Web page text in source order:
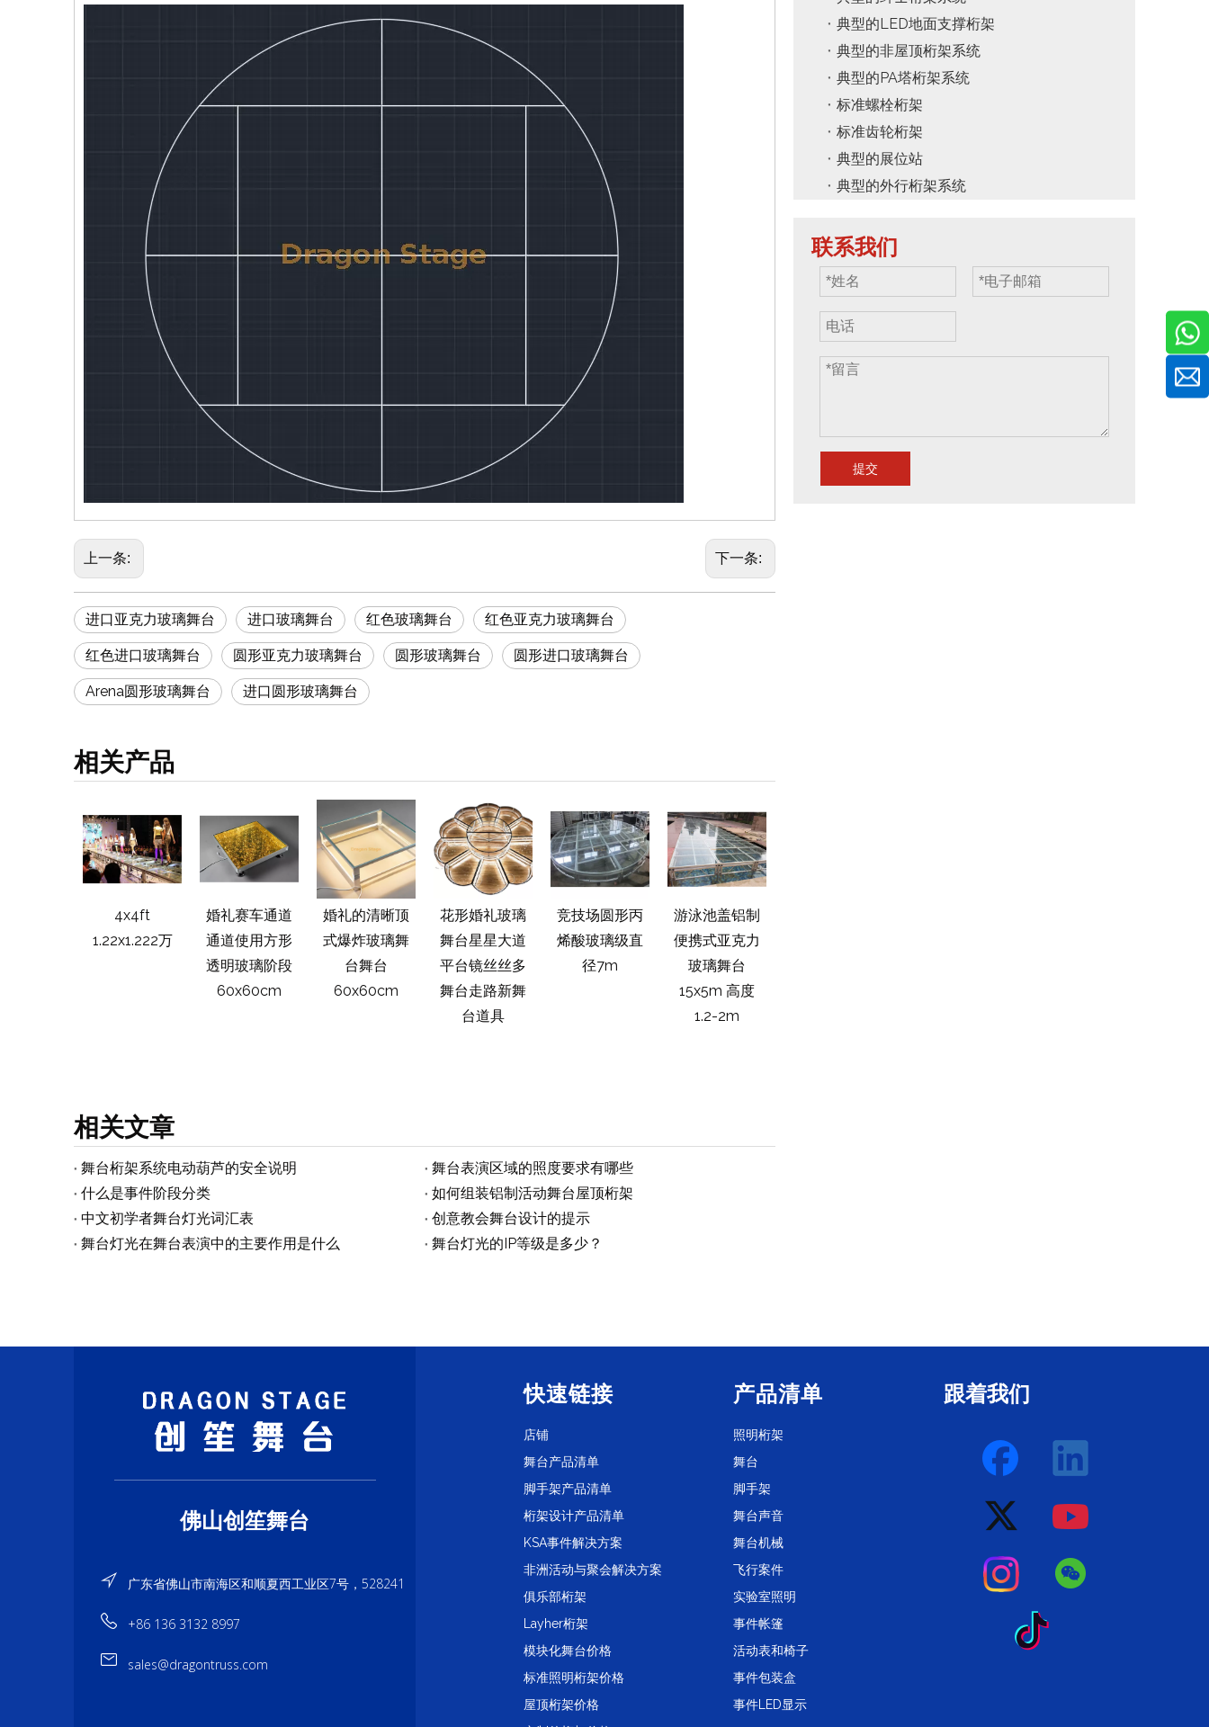
上一条: 下一条:
进口亚克力玻璃舞台 进口玻璃舞台 红色玻璃舞台 红色亚克力玻璃舞台
红色进口玻璃舞台 圆形亚克力玻璃舞台 圆形玻璃舞台 圆形进口玻璃舞台
Arena圆形玻璃舞台 进口圆形玻璃舞台
相关产品
4x4ft
1.22x1.222万
婚礼赛车通道
通道使用方形
透明玻璃阶段
60x60cm
婚礼的清晰顶
式爆炸玻璃舞
台舞台
60x60cm
花形婚礼玻璃
舞台星星大道
平台镜丝丝多
舞台走路新舞
台道具
竞技场圆形丙
烯酸玻璃级直
径7m
游泳池盖铝制
便携式亚克力
玻璃舞台
15x5m 高度
1.2-2m
相关文章
舞台桁架系统电动葫芦的安全说明
舞台表演区域的照度要求有哪些
什么是事件阶段分类
如何组装铝制活动舞台屋顶桁架
中文初学者舞台灯光词汇表
创意教会舞台设计的提示
舞台灯光在舞台表演中的主要作用是什么
舞台灯光的IP等级是多少？
典型的LED地面支撑桁架
典型的非屋顶桁架系统
典型的PA塔桁架系统
标准螺栓桁架
标准齿轮桁架
典型的展位站
典型的外行桁架系统
联系我们
提交
佛山创笙舞台
广东省佛山市南海区和顺夏西工业区7号，528241
+86 136 3132 8997
sales@dragontruss.com
快速链接
店铺
舞台产品清单
脚手架产品清单
桁架设计产品清单
KSA事件解决方案
非洲活动与聚会解决方案
俱乐部桁架
Layher桁架
模块化舞台价格
标准照明桁架价格
屋顶桁架价格
产品清单
照明桁架
舞台
脚手架
舞台声音
舞台机械
飞行案件
实验室照明
事件帐篷
活动表和椅子
事件包装盒
事件LED显示
跟着我们